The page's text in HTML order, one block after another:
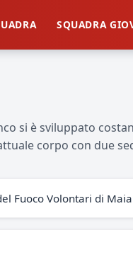
SQUADRA
si è sviluppato
corpo con due
Fuoco Volontari di Maia